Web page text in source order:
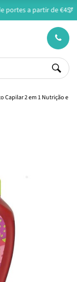
partir de €45*
Capilar 2 em 1 Nutrição e